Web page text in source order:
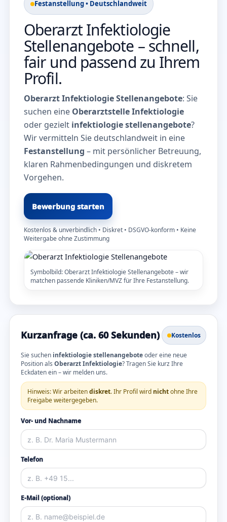
Festanstellung • Deutschlandweit
Oberarzt Infektiologie
Stellenangebote – schnell,
fair und passend zu Ihrem
Profil.
Oberarzt Infektiologie Stellenangebote: Sie
suchen eine Oberarztstelle Infektiologie
oder gezielt infektiologie stellenangebote?
Wir vermitteln Sie deutschlandweit in eine
Festanstellung – mit persönlicher Betreuung,
klaren Rahmenbedingungen und diskretem
Vorgehen.
Bewerbung starten
Kostenlos & unverbindlich • Diskret • DSGVO-konform • Keine
Weitergabe ohne Zustimmung
Symbolbild: Oberarzt Infektiologie Stellenangebote – wir
matchen passende Kliniken/MVZ für Ihre Festanstellung.
Kurzanfrage (ca. 60 Sekunden) Kostenlos
Sie suchen infektiologie stellenangeboteoder eine neue
Position als Oberarzt Infektiologie? Tragen Sie kurz Ihre
Eckdaten ein – wir melden uns.
Hinweis: Wir arbeitendiskret. Ihr Profil wird nichtohne Ihre
Freigabe weitergegeben.
Vor- und Nachname
Telefon
E-Mail (optional)